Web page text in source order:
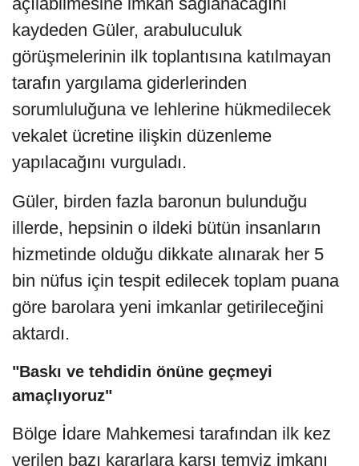
kaydeden Güler, arabuluculuk
görüşmelerinin ilk toplantısına katılmayan
tarafın yargılama giderlerinden
sorumluluğuna ve lehlerine hükmedilecek
vekalet ücretine ilişkin düzenleme
yapılacağını vurguladı.
Güler, birden fazla baronun bulunduğu
illerde, hepsinin o ildeki bütün insanların
hizmetinde olduğu dikkate alınarak her 5
bin nüfus için tespit edilecek toplam puana
göre barolara yeni imkanlar getirileceğini
aktardı.
"Baskı ve tehdidin önüne geçmeyi
amaçlıyoruz"
Bölge İdare Mahkemesi tarafından ilk kez
verilen bazı kararlara karşı temyiz imkanı